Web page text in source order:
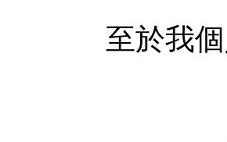
至於我